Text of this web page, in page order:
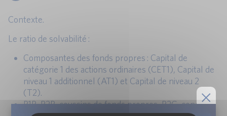
Contexte.
Le ratio de solvabilité :
Composantes des fonds propres : Capital de
catégorie 1 des actions ordinaires (CET1), Capital de
niveau 1 additionnel (AT1) et Capital de niveau 2
(T2).
P1R, P2R, coussins de fonds propres, P2G, concept